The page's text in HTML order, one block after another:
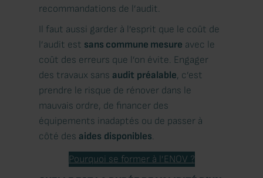
recommandations de l’audit.
Il faut aussi garder à l’esprit que le coût de
l’audit est sans commune mesure avec le
coût des erreurs que l’on évite. Engager
des travaux sans audit préalable, c’est
prendre le risque de rénover dans le
mauvais ordre, de financer des
équipements inadaptés ou de passer à
côté des aides disponibles.
Pourquoi se former à l’ENOV ?